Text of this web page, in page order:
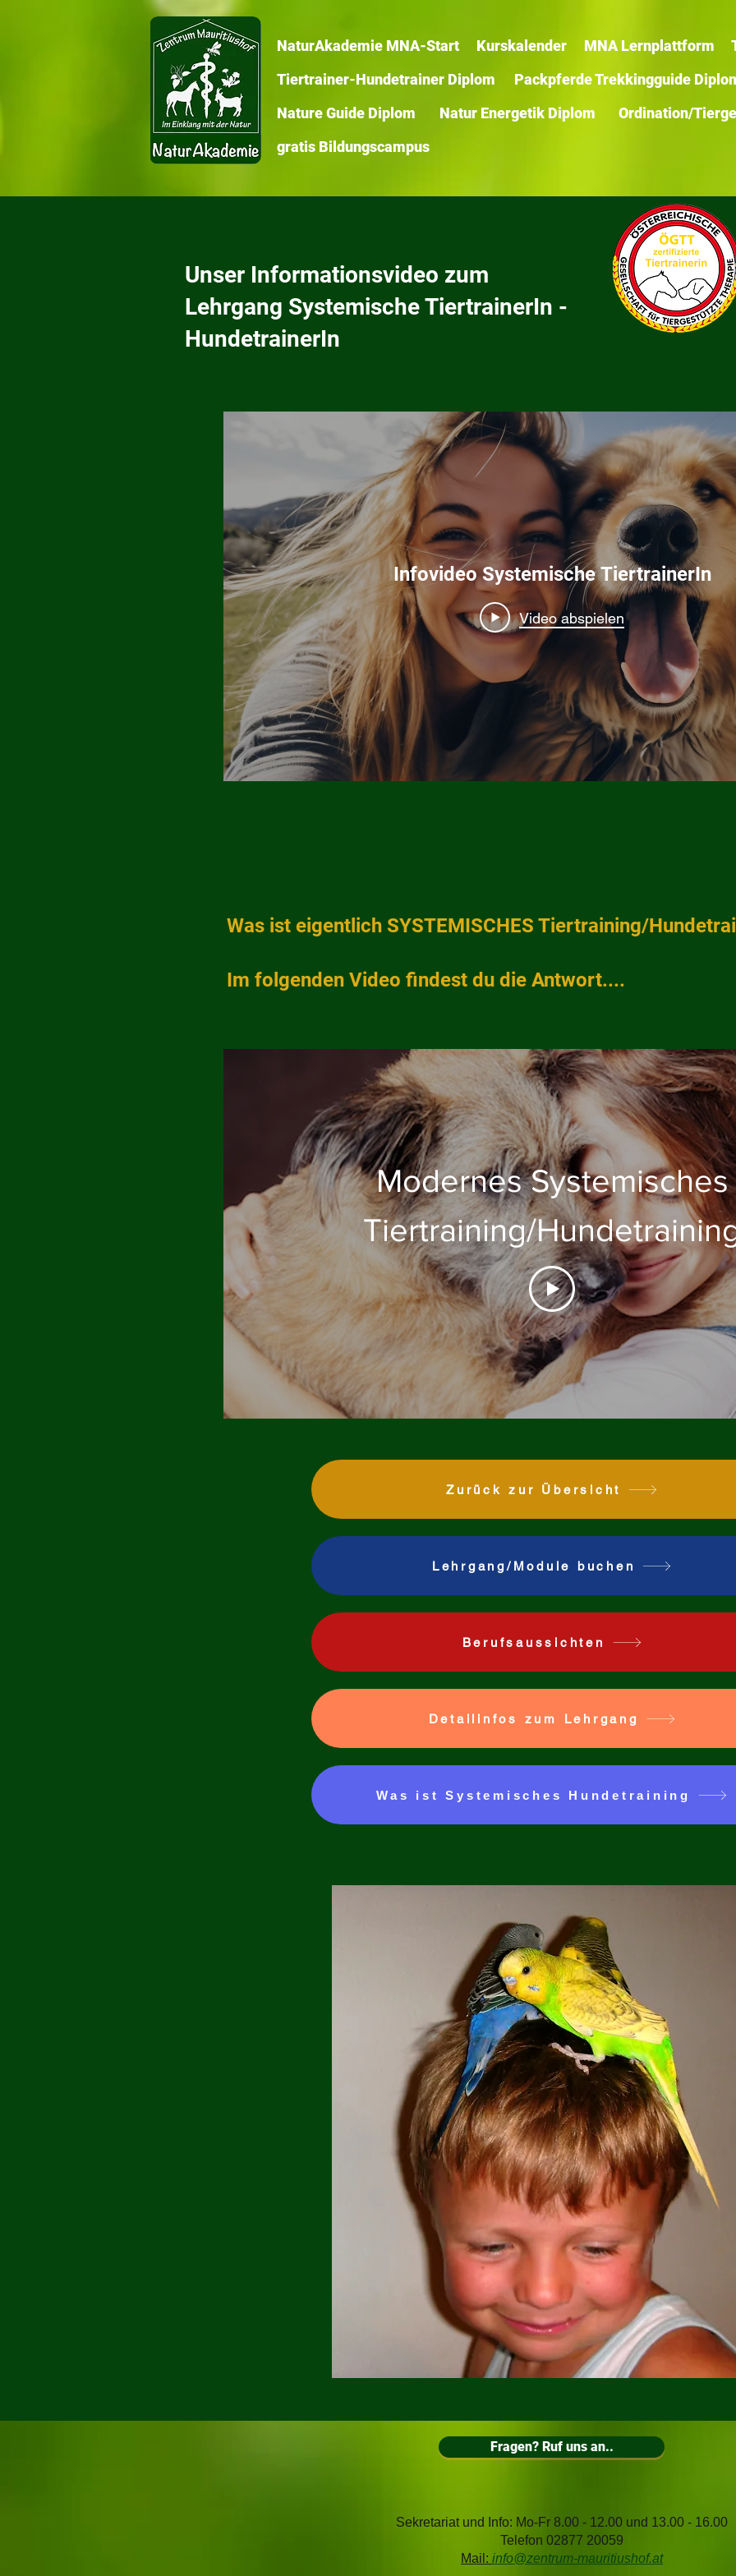
NaturAkademie MNA-Start Kurskalender MNA Lernplattform
Tiertrainer-Hundetrainer Diplom
Packpferde Trekkingguide
Nature Guide Diplom
Natur Energetik Diplom
Ordination/
gratis Bildungscampus
Unser Informationsvideo zum
Lehrgang Systemische TiertrainerIn -
HundetrainerIn
Infovideo Systemische TiertrainerIn
Video abspielen
Was ist eigentlich SYSTEMISCHES Tiertraining/
Im folgenden Video findest du die Antwort....
Modernes Systemisches
Tiertraining/
Zurück zur Übersicht
Lehrgang/Module buchen
Berufsaussichten
Detailinfos zum Lehrgang
Was ist Systemisches Hundetraining
Fragen? Ruf uns an..
Sekretariat und Info: Mo-Fr 8.00 - 12.00 und 13.00 - 16.00
Telefon 02877 20059
Mail: info@zentrum-mauritiushof.at